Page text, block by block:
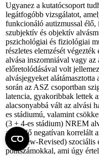
Ugyanez a kutatócsoport
legátfogóbb vizsgálatot,
funkcionáló autizmussal élő,
szubjektív és objektív
pszichológiai és fiziológiai
részletes elemzését
alvása inszomniával vagy
előretolódásával volt
alvásjegyeket
során az ASZ csoportban
latencia, gyakoribbak lettek
alacsonyabbá vált az alvási
es stádiumú, valamint
(3 + 4-es stádium) NREM
alvásidő negatívan korrelált
Interview-Revised) szociális
pontszámokkal, ami úgy